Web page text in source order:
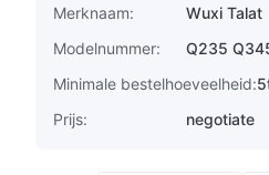
Merknaam:
Wuxi Talat
Modelnummer:
Q235
Minimale bestelhoeveelheid:
Prijs:
negotiate